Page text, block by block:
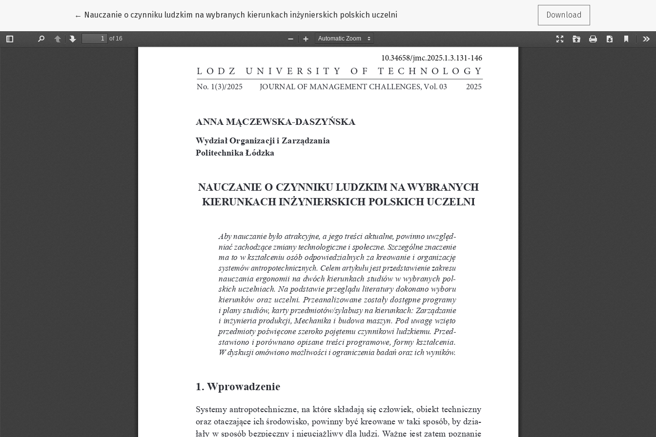
← Return to Article Details
Nauczanie o czynniku ludzkim na wybranych kierunkach inżynierskich polskich uczelni Download